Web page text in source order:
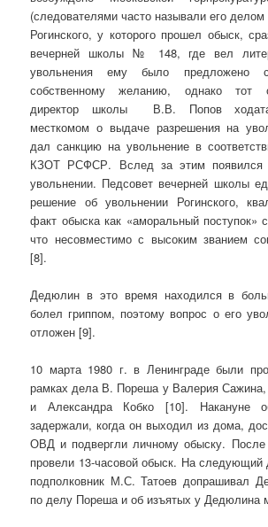
(следователями часто называли его
Рогинского, у которого прошел обыск,
вечерней школы № 148, где вел
увольнения ему было предложено
собственному желанию, однако тот
директор школы В.В. Попов
месткомом о выдаче разрешения на
дал санкцию на увольнение в
КЗОТ РСФСР. Вслед за этим
увольнении. Педсовет вечерней школы
решение об увольнении Рогинского,
факт обыска как «аморальный поступок»
что несовместимо с высоким званием
[8].
Дедюлин в это время находился в
болел гриппом, поэтому вопрос о его
отложен [9].
10 марта 1980 г. в Ленинграде были
рамках дела В. Пореша у Валерия
и Александра Кобко [10]. Накануне
задержали, когда он выходил из дома,
ОВД и подвергли личному обыску.
провели 13-часовой обыск. На следующий
подполковник М.С. Татоев допрашивал
по делу Пореша и об изъятых у Дедюлина